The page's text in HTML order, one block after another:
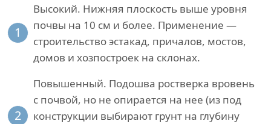
1
Высокий. Нижняя плоскость выше уровня
почвы на 10 см и более. Применение —
строительство эстакад, причалов, мостов,
домов и хозпостроек на склонах.
2
Повышенный. Подошва ростверка вровень
с почвой, но не опирается на нее (из под
конструкции выбирают грунт на глубину